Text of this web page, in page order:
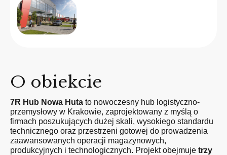
O obiekcie
7R Hub Nowa Huta to nowoczesny hub logistyczno-
przemysłowy w Krakowie, zaprojektowany z myślą o
firmach poszukujących dużej skali, wysokiego standardu
technicznego oraz przestrzeni gotowej do prowadzenia
zaawansowanych operacji magazynowych,
produkcyjnych i technologicznych. Projekt obejmuje trzy